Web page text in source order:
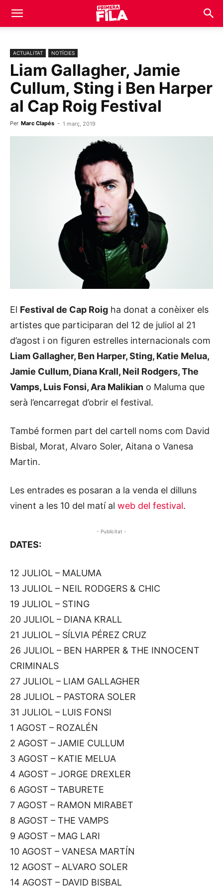
ACTUALITAT NOTÍCIES
Liam Gallagher, Jamie
Cullum, Sting i Ben Harper
al Cap Roig Festival
Per Marc Clapés - 1 març, 2019
El Festival de Cap Roig ha donat a conèixer els
artistes que participaran del 12 de juliol al 21
d’agost i on figuren estrelles internacionals com
Liam Gallagher, Ben Harper, Sting, Katie Melua,
Jamie Cullum, Diana Krall, Neil Rodgers, The
Vamps, Luis Fonsi, Ara Malikian o Maluma que
serà l’encarregat d’obrir el festival.
També formen part del cartell noms com David
Bisbal, Morat, Alvaro Soler, Aitana o Vanesa
Martin.
Les entrades es posaran a la venda el dilluns
vinent a les 10 del matí al web del festival.
- Publicitat -
DATES:
12 JULIOL – MALUMA
13 JULIOL – NEIL RODGERS & CHIC
19 JULIOL – STING
20 JULIOL – DIANA KRALL
21 JULIOL – SÍLVIA PÉREZ CRUZ
26 JULIOL – BEN HARPER & THE INNOCENT
CRIMINALS
27 JULIOL – LIAM GALLAGHER
28 JULIOL – PASTORA SOLER
31 JULIOL – LUIS FONSI
1 AGOST – ROZALÉN
2 AGOST – JAMIE CULLUM
3 AGOST – KATIE MELUA
4 AGOST – JORGE DREXLER
6 AGOST – TABURETE
7 AGOST – RAMON MIRABET
8 AGOST – THE VAMPS
9 AGOST – MAG LARI
10 AGOST – VANESA MARTÍN
12 AGOST – ALVARO SOLER
14 AGOST – DAVID BISBAL